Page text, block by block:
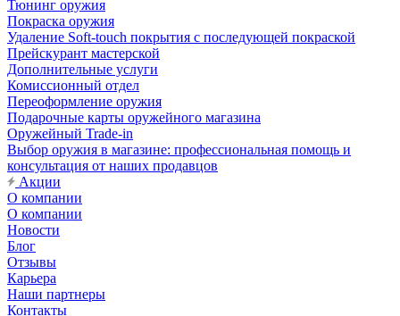
Тюнинг оружия
Покраска оружия
Удаление Soft-touch покрытия с последующей покраской
Прейскурант мастерской
Дополнительные услуги
Комиссионный отдел
Переоформление оружия
Подарочные карты оружейного магазина
Оружейный Trade-in
Выбор оружия в магазине: профессиональная помощь и
консультация от наших продавцов
Акции
О компании
О компании
Новости
Блог
Отзывы
Карьера
Наши партнеры
Контакты